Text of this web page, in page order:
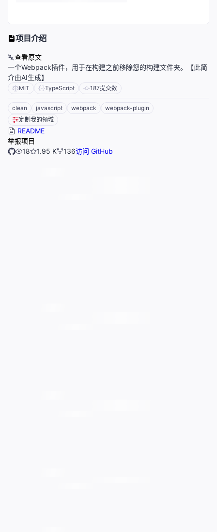
项目介绍
查看原文
一个Webpack插件，用于在构建之前移除您的构建文件夹。【此简
介由AI生成】
MIT TypeScript 187提交数
clean javascript webpack
webpack-plugin
定制我的领域
README
举报项目
18
1.95 K 136访问 GitHub